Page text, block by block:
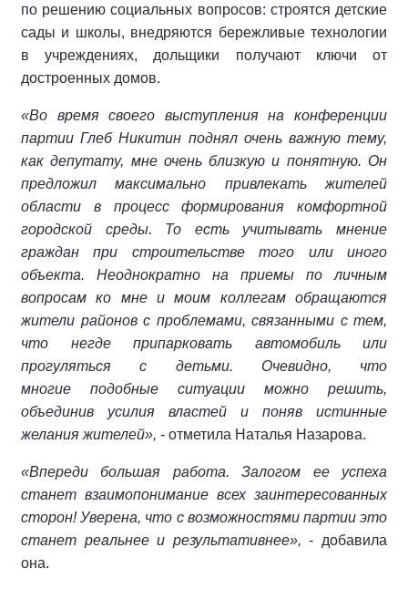
по решению социальных вопросов: строятся детские
сады и школы, внедряются бережливые технологии
в учреждениях, дольщики получают ключи от
достроенных домов.
«Во время своего выступления на конференции
партии Глеб Никитин поднял очень важную тему,
как депутату, мне очень близкую и понятную. Он
предложил максимально привлекать жителей
области в процесс формирования комфортной
городской среды. То есть учитывать мнение
граждан при строительстве того или иного
объекта. Неоднократно на приемы по личным
вопросам ко мне и моим коллегам обращаются
жители районов с проблемами, связанными с тем,
что негде припарковать автомобиль или
прогуляться с детьми. Очевидно, что
многие подобные ситуации можно решить,
объединив усилия властей и поняв истинные
желания жителей», - отметила Наталья Назарова.
«Впереди большая работа. Залогом ее успеха
станет взаимопонимание всех заинтересованных
сторон! Уверена, что с возможностями партии это
станет реальнее и результативнее», - добавила
она.